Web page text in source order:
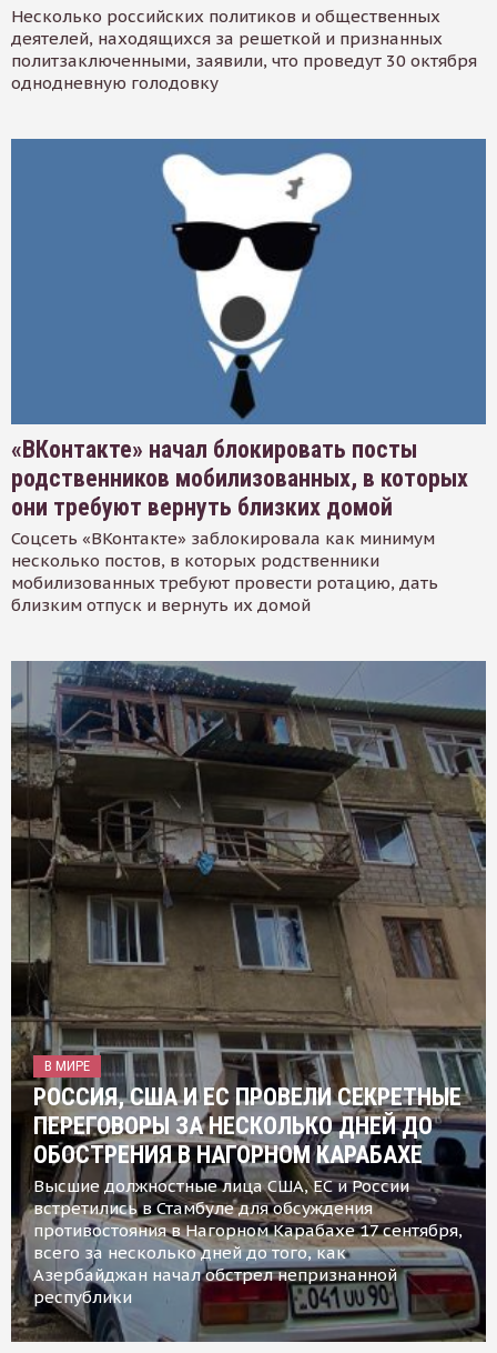
Несколько российских политиков и общественных
деятелей, находящихся за решеткой и признанных
политзаключенными, заявили, что проведут 30 октября
однодневную голодовку
«ВКонтакте» начал блокировать посты
родственников мобилизованных, в которых
они требуют вернуть близких домой
Соцсеть «ВКонтакте» заблокировала как минимум
несколько постов, в которых родственники
мобилизованных требуют провести ротацию, дать
близким отпуск и вернуть их домой
В МИРЕ
РОССИЯ, США И ЕС ПРОВЕЛИ СЕКРЕТНЫЕ
ПЕРЕГОВОРЫ ЗА НЕСКОЛЬКО ДНЕЙ ДО
ОБОСТРЕНИЯ В НАГОРНОМ КАРАБАХЕ
Высшие должностные лица США, ЕС и России
встретились в Стамбуле для обсуждения
противостояния в Нагорном Карабахе 17 сентября,
всего за несколько дней до того, как
Азербайджан начал обстрел непризнанной
республики